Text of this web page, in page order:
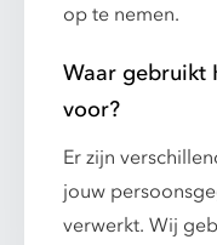
op te nemen.
Waar gebruikt
voor?
Er zijn
jouw
verwerkt. Wij